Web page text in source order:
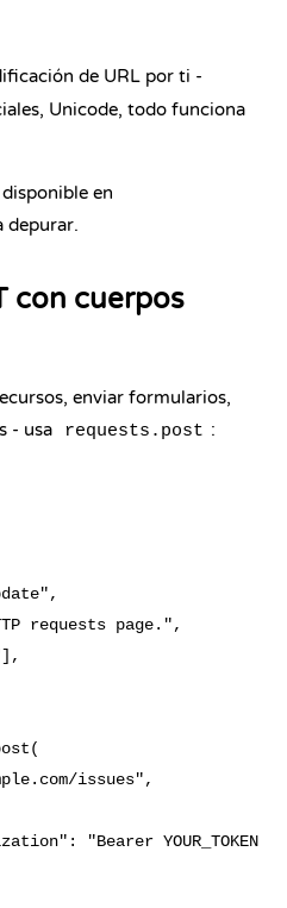
de URL por ti -
Unicode, todo funciona
en
depurar.
con cuerpos
enviar formularios,
- usa
requests.post :
requests page.",
issues",
"Bearer YOUR_TOKEN"},